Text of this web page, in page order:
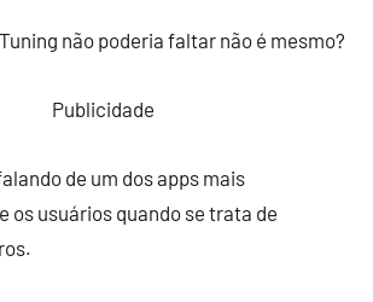
não poderia faltar não é mesmo?
Publicidade
de um dos apps mais
os usuários quando se trata de